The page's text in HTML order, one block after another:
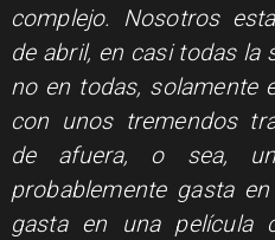
complejo. Nosotros
de abril, en casi todas la
no en todas, solamente
con unos tremendos
de afuera, o sea,
probablemente gasta
gasta en una película